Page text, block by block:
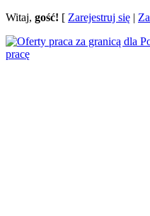
Witaj, gość! [ Zarejestruj się |